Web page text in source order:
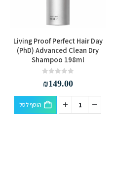
Living Proof Perfect Hair Day
(PhD) Advanced Clean Dry
Shampoo 198ml
₪149.00
הוסף לסל